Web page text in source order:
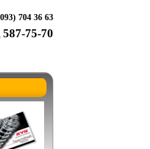
704 36 63
587-75-70